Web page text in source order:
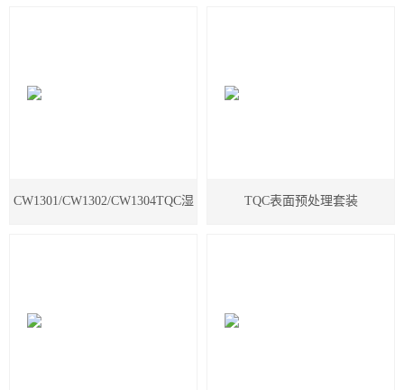
CW1301/CW1302/CW1304TQC湿 TQC表面预处理套装